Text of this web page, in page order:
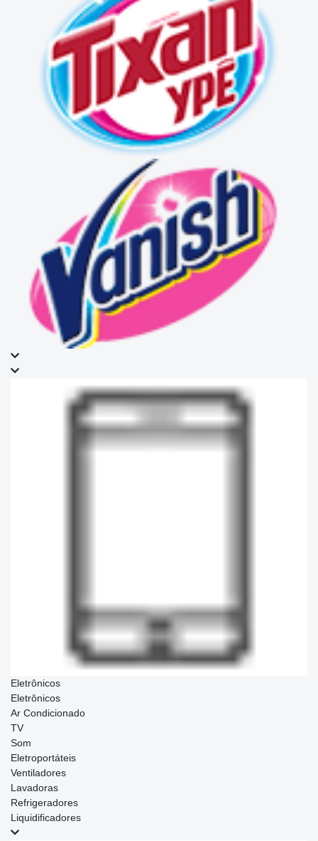
Eletrônicos
Eletrônicos
Ar Condicionado
TV
Som
Eletroportáteis
Ventiladores
Lavadoras
Refrigeradores
Liquidificadores